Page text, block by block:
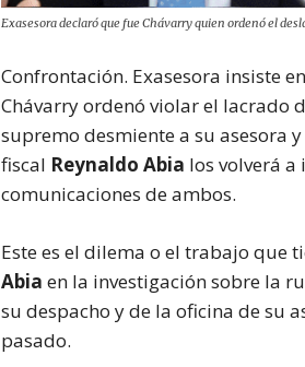
Exasesora declaró que fue Chávarry quien ordenó el
Confrontación. Exasesora insiste
Chávarry ordenó violar el lacrado
supremo desmiente a su asesora
fiscal Reynaldo Abia los volverá
comunicaciones de ambos.
Este es el dilema o el trabajo que
Abia en la investigación sobre la
su despacho y de la oficina de su
pasado.